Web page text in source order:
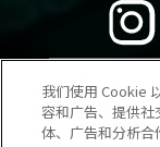
我们使用 Cookie
容和广告、提供
体、广告和分析合